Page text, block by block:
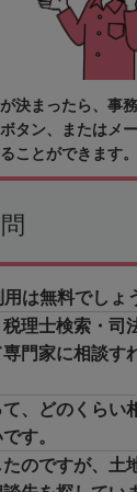
決まったら、事
タン、またはメ
ことができます。
は無料でしょ
理士検索・司
門家に相談す
、どのくらい
す。
のですが、土